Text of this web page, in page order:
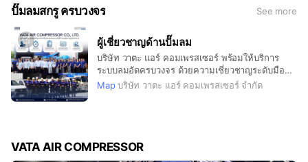
✅ หน้าจอ 7” Smart Control
Touchscreen ใช้งานง่าย ✅ ถังลม
ขนาดใหญ่ 600 ลิตร ✅ AIR DRYER
รุ่น HA-20F พร้อมชุดกรองลม 2 ตัว
🌿 #เทคโนโลยีประหยัดพลังงานขั้น
สูง ช่วยลดต้นทุนค่าไฟฟ้าในระยะ
ยาว เหมาะสำหรับโรงงานและ
อุตสาหกรรมที่ต้องการเพิ่ม
ประสิทธิภาพและลดค่าใช้จ่าย 🎉
ที่ 2: พิเศษ!! รับส่วนลดทันทีสูงสุด
10,000 บาท
✅ หน้าจอ 7” Smart Control
DRYER รุ่น HA-30F พร้อมชุดกรอง
ลม 2 ตัว 🌿 #เทคโนโลยีประหยัด
พลังงานขั้นสูง ช่วยลดต้นทุนค่าไฟฟ้า
ในระยะยาว เหมาะสำหรับโรงงาน
ปั๊มลมสกรู ครบวงจร See more
ผู้เชี่ยวชาญด้านปั๊มลม
บริษัท วาตะ แอร์ คอมเพรสเซอร์ พร้อมให้บริการ
ระบบลมอัดครบวงจร ด้วยความเชี่ยวชาญระดับมือ
อาชีพ 🛠️ ไม่ว่าจะเป็น... ✅ ออกแบบระบบลมตาม
มั่นใจได้! ทุกปัญหาเกี่ยวกับปั๊มลมของคุณ จะได้รับ
Map บริษัท วาตะ แอร์ คอมเพรสเซอร์ จำกัด
VATA AIR COMPRESSOR